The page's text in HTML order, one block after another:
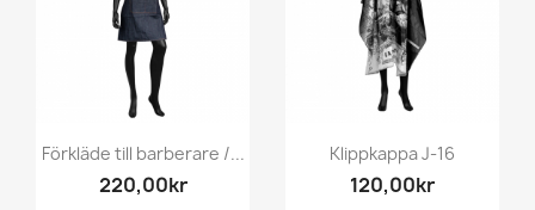
Förkläde till barberare /...
220,00kr
Klippkappa J-16
120,00kr